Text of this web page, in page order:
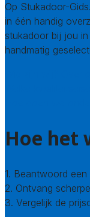
Op Stukadoor-
in één handig
stukadoor bij jou
handmatig
Hoe het
1. Beantwoord
2. Ontvang
3. Vergelijk de